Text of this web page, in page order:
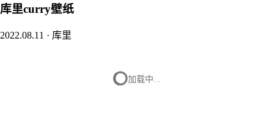
库里curry壁纸
2022.08.11 · 库里
加载中...